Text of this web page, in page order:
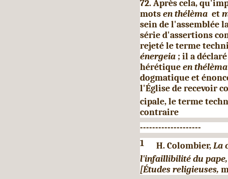
72. Après cela,
motsen thélèma et
sein de l'assem­blée
série d'assertions
rejeté le terme
énergeia ; il a
hérétiqueen thélèma
dogmatique et
l'Église de recevoir
cipale, le terme
contraire
--------------------
1 H. Colombier,La
l'infaillibilité du
[Études religieuses,